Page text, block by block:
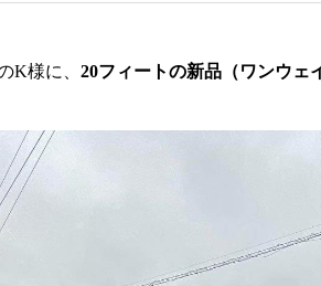
K様に、 20フィートの新品（ワンウェ